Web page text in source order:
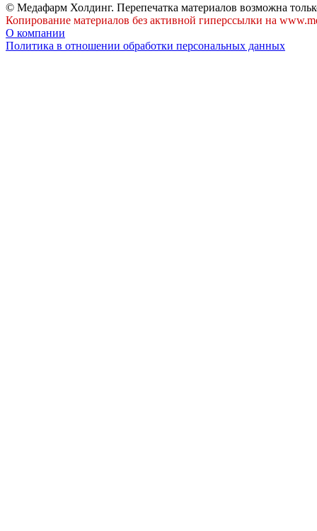
© Медафарм Холдинг. Перепечатка материалов возможна
Копирование материалов без активной гиперссылки на
О компании
Политика в отношении обработки персональных данных